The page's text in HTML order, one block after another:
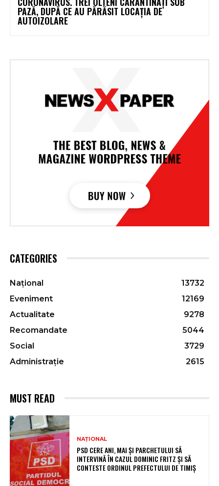
PAZĂ, DUPĂ CE AU PĂRĂSIT LOCAȚIA DE
AUTOIZOLARE
CATEGORIES
Național
13732
Eveniment
12169
Actualitate
9278
Recomandate
5044
Social
3729
Administrație
2615
MUST READ
NAȚIONAL
PSD CERE ANI, MAI ȘI PARCHETULUI SĂ
INTERVINĂ ÎN CAZUL DOMINIC FRITZ ȘI SĂ
CONTESTE ORDINUL PREFECTULUI DE TIMIȘ